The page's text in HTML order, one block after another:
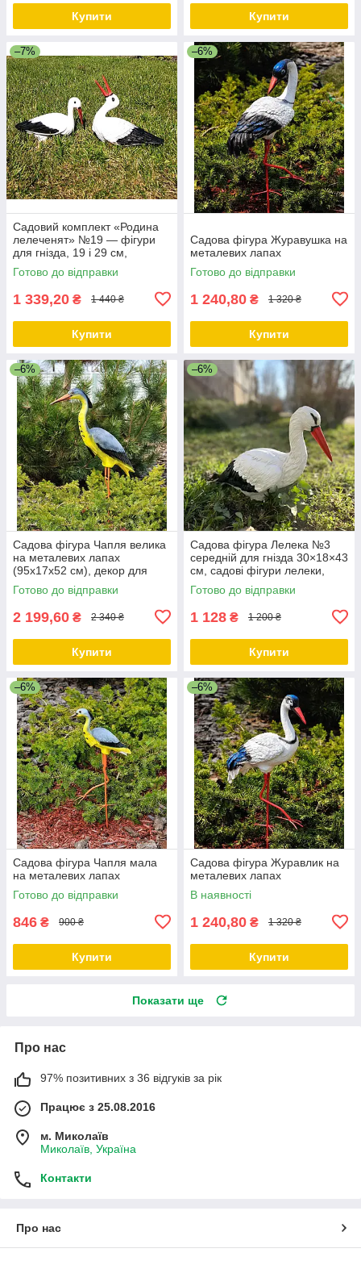
Купити Купити
–7%
Садовий комплект «Родина
лелеченят» №19 — фігури
для гнізда, 19 і 29 см,
полістоун
Готово до відправки
1 339,20 ₴ 1 440 ₴
Купити
–6%
Садова фігура Журавушка на
металевих лапах
Готово до відправки
1 240,80 ₴ 1 320 ₴
Купити
–6%
Садова фігура Чапля велика
на металевих лапах
(95х17х52 см), декор для
саду, садові фігури з
полістоуну
Готово до відправки
2 199,60 ₴ 2 340 ₴
Купити
–6%
Садова фігура Лелека №3
середній для гнізда 30×18×43
см, садові фігури лелеки,
лелеки садові, садово
паркові скульптури лелеки,
Готово до відправки
1 128 ₴ 1 200 ₴
Купити
–6%
Садова фігура Чапля мала
на металевих лапах
Готово до відправки
846 ₴ 900 ₴
Купити
–6%
Садова фігура Журавлик на
металевих лапах
В наявності
1 240,80 ₴ 1 320 ₴
Купити
Показати ще
Про нас
97% позитивних з 36 відгуків за рік
Працює з 25.08.2016
м. Миколаїв
Миколаїв, Україна
Контакти
Про нас